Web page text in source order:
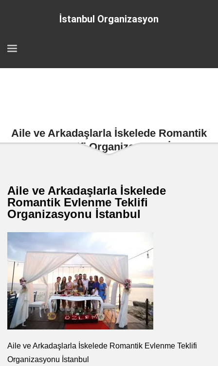
İstanbul Organizasyon
Aile ve Arkadaşlarla İskelede Romantik
Evlenme Teklifi Organizasyonu İstanbul
Aile ve Arkadaşlarla İskelede
Romantik Evlenme Teklifi
Organizasyonu İstanbul
Aile ve Arkadaşlarla İskelede Romantik Evlenme Teklifi
Organizasyonu İstanbul